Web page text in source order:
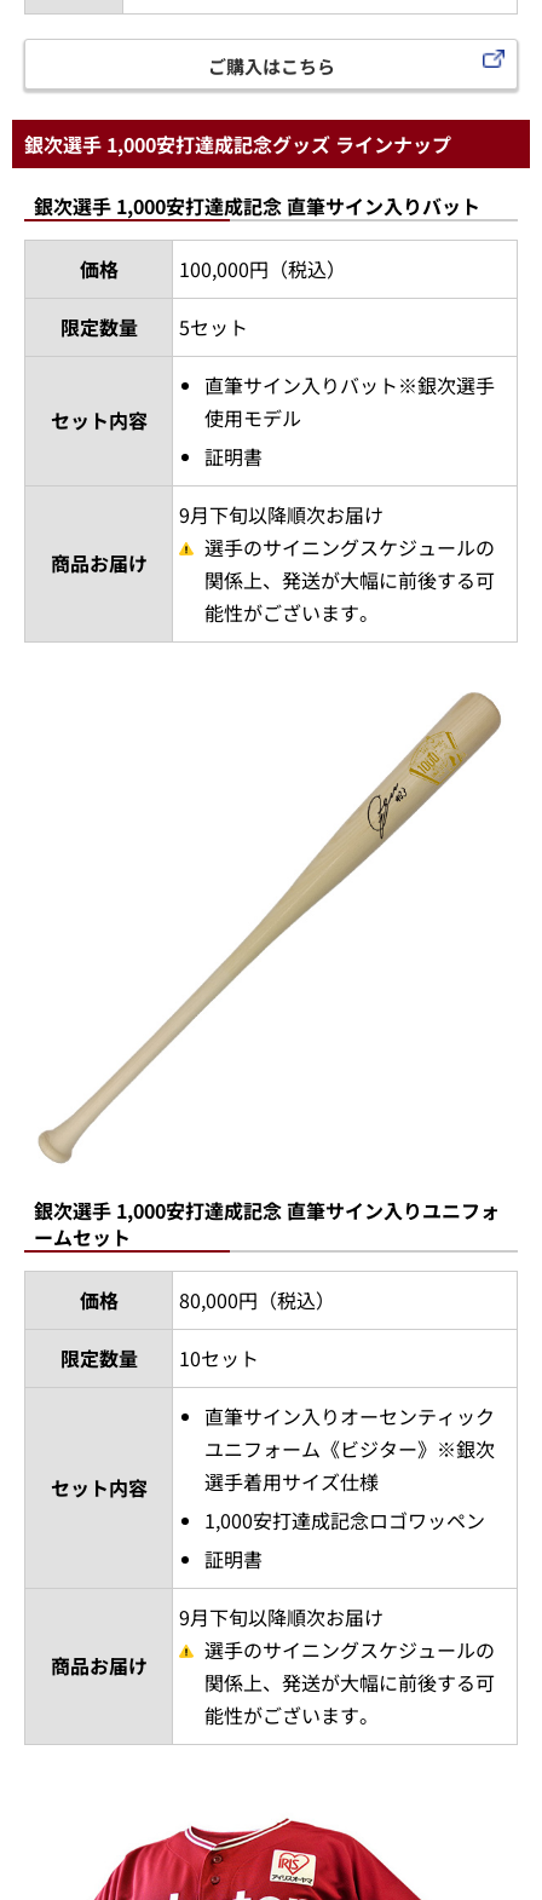
ご購入はこちら
銀次選手 1,000安打達成記念グッズ ラインナップ
銀次選手 1,000安打達成記念 直筆サイン入りバット
価格
100,000円（税込）
限定数量
5セット
セット内容
直筆サイン入りバット※銀次選手
使用モデル
証明書
商品お届け
9月下旬以降順次お届け
選手のサイニングスケジュールの
関係上、発送が大幅に前後する可
能性がございます。
銀次選手 1,000安打達成記念 直筆サイン入りユニフォ
ームセット
価格
80,000円（税込）
限定数量
10セット
セット内容
直筆サイン入りオーセンティック
ユニフォーム《ビジター》※銀次
選手着用サイズ仕様
1,000安打達成記念ロゴワッペン
証明書
商品お届け
9月下旬以降順次お届け
選手のサイニングスケジュールの
関係上、発送が大幅に前後する可
能性がございます。